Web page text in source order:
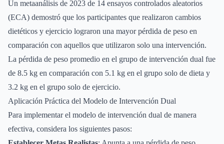
Un metaanálisis de 2023 de 14 ensayos controlados aleatorios
(ECA) demostró que los participantes que realizaron cambios
dietéticos y ejercicio lograron una mayor pérdida de peso en
comparación con aquellos que utilizaron solo una intervención.
La pérdida de peso promedio en el grupo de intervención dual fue
de 8.5 kg en comparación con 5.1 kg en el grupo solo de dieta y
3.2 kg en el grupo solo de ejercicio.
Aplicación Práctica del Modelo de Intervención Dual
Para implementar el modelo de intervención dual de manera
efectiva, considera los siguientes pasos: